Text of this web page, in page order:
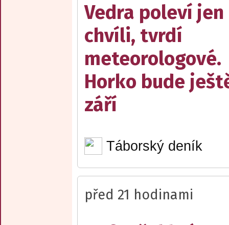
Vedra poleví jen
chvíli, tvrdí
meteorologové.
Horko bude
září
Táborský deník
před 21 hodinami